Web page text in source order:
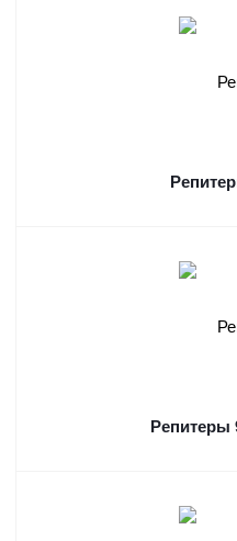
Репитеры